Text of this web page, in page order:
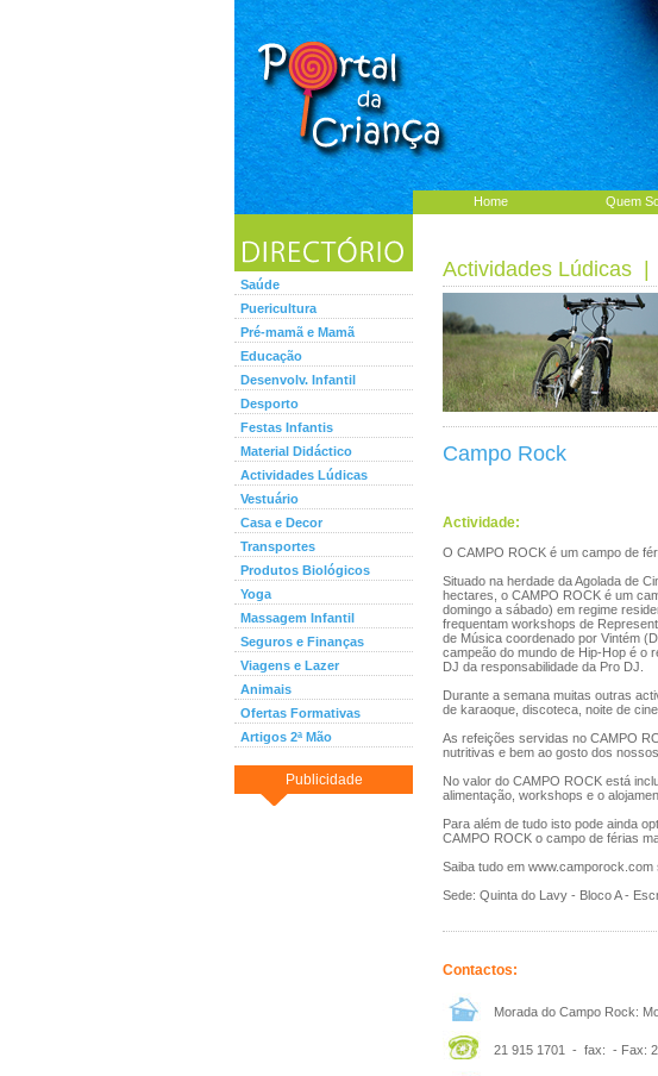
Home Quem
Saúde
Puericultura
Pré-mamã e Mamã
Educação
Desenvolv. Infantil
Desporto
Festas Infantis
Material Didáctico
Actividades Lúdicas
Vestuário
Casa e Decor
Transportes
Produtos Biológicos
Yoga
Massagem Infantil
Seguros e Finanças
Viagens e Lazer
Animais
Ofertas Formativas
Artigos 2ª Mão
Publicidade
Actividades Lúdicas
Campo Rock
Actividade:
O CAMPO ROCK é um campo de
Situado na herdade da Agolada de
hectares, o CAMPO ROCK é um
domingo a sábado) em regime
frequentam workshops de
de Música coordenado por Vintém
campeão do mundo de Hip-Hop é o
DJ da responsabilidade da Pro DJ.
Durante a semana muitas outras
de karaoque, discoteca, noite de
As refeições servidas no CAMPO
nutritivas e bem ao gosto dos
No valor do CAMPO ROCK está
alimentação, workshops e o
Para além de tudo isto pode ainda
CAMPO ROCK o campo de férias
Saiba tudo em
Sede: Quinta do Lavy - Bloco A -
Contactos:
Morada do Campo Rock:
21 915 1701 - fax: - Fax: